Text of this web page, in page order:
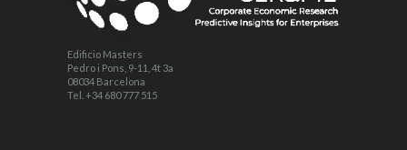
Edificio Masters
Pedro i Pons, 9-11, 4t 3a
08034 Barcelona
Tel. +34 680 777 515